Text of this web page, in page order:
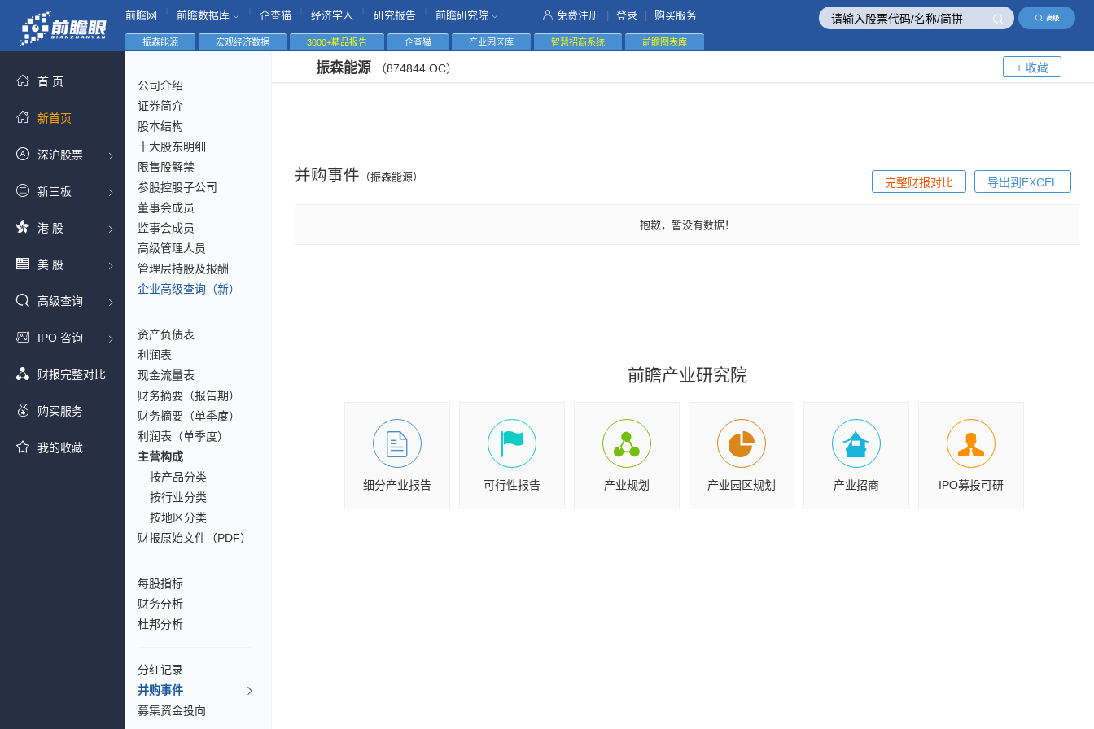
高级
前瞻网 前瞻数据库 企查猫 经济学人 研究报告 前瞻研究院 免费注册 登录 购买服务
首 页
新首页
深沪股票
新三板
港 股
美 股
高级查询
IPO 咨询
财报完整对比
购买服务
我的收藏
振森能源 宏观经济数据 3000+精品报告 企查猫 产业园区库 智慧招商系统 前瞻图表库
公司介绍
证券简介
股本结构
十大股东明细
限售股解禁
参股控股子公司
董事会成员
监事会成员
高级管理人员
管理层持股及报酬
企业高级查询（新）
资产负债表
利润表
现金流量表
财务摘要（报告期）
财务摘要（单季度）
利润表（单季度）
主营构成
按产品分类
按行业分类
按地区分类
财报原始文件（PDF）
每股指标
财务分析
杜邦分析
分红记录
并购事件
募集资金投向
振森能源 （874844.OC） + 收藏
并购事件 （振森能源） 导出到EXCEL
完整财报对比
抱歉，暂没有数据！
前瞻产业研究院
细分产业报告 可行性报告 产业规划 产业园区规划 产业招商 IPO募投可研